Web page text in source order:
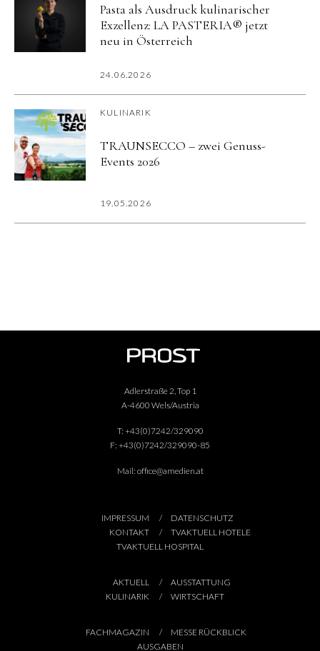
Pasta als Ausdruck kulinarischer
Exzellenz: LA PASTERIA® jetzt
neu in Österreich
24.06.2026
KULINARIK
TRAUNSECCO – zwei Genuss-
Events 2026
19.05.2026
Adlerstraße 2, Top 1
A-4600 Wels/Austria
T: +43(0)7242/329090
F: +43(0)7242/329090-85
Mail: office@amedien.at
IMPRESSUM
DATENSCHUTZ
KONTAKT
TVAKTUELL HOTELE
TVAKTUELL HOSPITAL
AKTUELL
AUSSTATTUNG
KULINARIK
WIRTSCHAFT
FACHMAGAZIN
MESSE RÜCKBLICK
AUSGABEN